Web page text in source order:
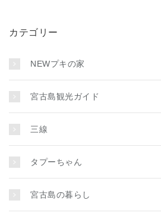
カテゴリー
NEWプキの家
宮古島観光ガイド
三線
タプーちゃん
宮古島の暮らし